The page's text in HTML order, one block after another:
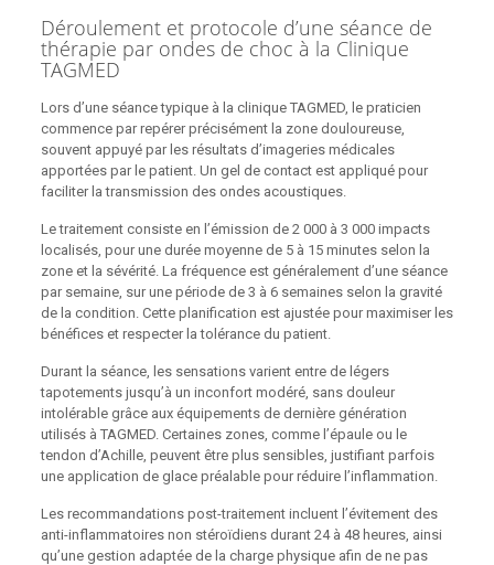
Déroulement et protocole d’une séance de
thérapie par ondes de choc à la Clinique
TAGMED
Lors d’une séance typique à la clinique TAGMED, le praticien
commence par repérer précisément la zone douloureuse,
souvent appuyé par les résultats d’imageries médicales
apportées par le patient. Un gel de contact est appliqué pour
faciliter la transmission des ondes acoustiques.
Le traitement consiste en l’émission de 2 000 à 3 000 impacts
localisés, pour une durée moyenne de 5 à 15 minutes selon la
zone et la sévérité. La fréquence est généralement d’une séance
par semaine, sur une période de 3 à 6 semaines selon la gravité
de la condition. Cette planification est ajustée pour maximiser les
bénéfices et respecter la tolérance du patient.
Durant la séance, les sensations varient entre de légers
tapotements jusqu’à un inconfort modéré, sans douleur
intolérable grâce aux équipements de dernière génération
utilisés à TAGMED. Certaines zones, comme l’épaule ou le
tendon d’Achille, peuvent être plus sensibles, justifiant parfois
une application de glace préalable pour réduire l’inflammation.
Les recommandations post-traitement incluent l’évitement des
anti-inflammatoires non stéroïdiens durant 24 à 48 heures, ainsi
qu’une gestion adaptée de la charge physique afin de ne pas